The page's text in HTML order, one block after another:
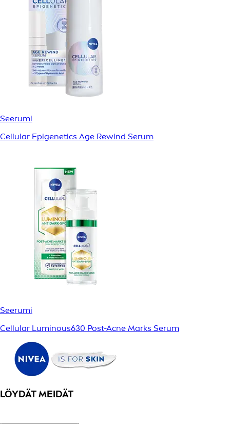
Seerumi
Cellular Epigenetics Age Rewind Serum
Seerumi
Cellular Luminous630 Post-Acne Marks Serum
LÖYDÄT MEIDÄT